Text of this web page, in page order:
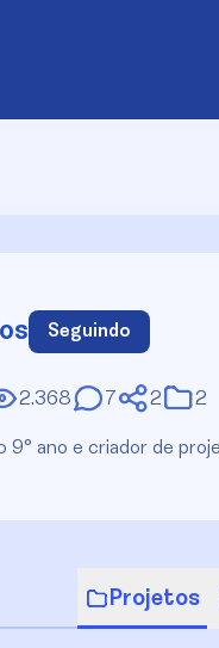
Seguindo
2.368 7 2 2
9° ano e criador de
Projetos